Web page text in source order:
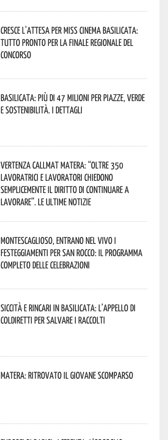
Cresce l’attesa per Miss Cinema Basilicata:
tutto pronto per la finale regionale del
concorso
Basilicata: più di 47 milioni per piazze, verde
e sostenibilità. I dettagli
Vertenza CallMat Matera: “Oltre 350
lavoratrici e lavoratori chiedono
semplicemente il diritto di continuare a
lavorare”. Le ultime notizie
Montescaglioso, entrano nel vivo i
festeggiamenti per San Rocco: il programma
completo delle celebrazioni
Siccità e rincari in Basilicata: l’appello di
Coldiretti per salvare i raccolti
Matera: ritrovato il giovane scomparso